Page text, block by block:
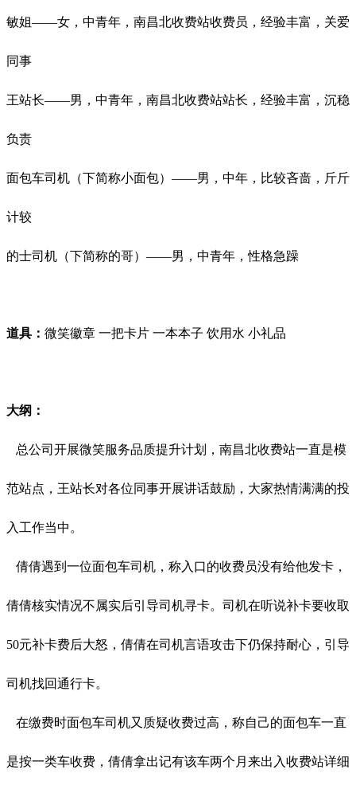
敏姐——女，中青年，南昌北收费站收费员，经验丰富，关爱
同事
王站长——男，中青年，南昌北收费站站长，经验丰富，沉稳
负责
面包车司机（下简称小面包） ——男，中年，比较吝啬，斤斤
计较
的士司机（下简称的哥） ——男，中青年，性格急躁
道具： 微笑徽章 一把卡片 一本本子 饮用水 小礼品
大纲：
总公司开展微笑服务品质提升计划，南昌北收费站一直是模
范站点，王站长对各位同事开展讲话鼓励，大家热情满满的投
入工作当中。
倩倩遇到一位面包车司机，称入口的收费员没有给他发卡，
倩倩核实情况不属实后引导司机寻卡。司机在听说补卡要收取
50元补卡费后大怒，倩倩在司机言语攻击下仍保持耐心，引导
司机找回通行卡。
在缴费时面包车司机又质疑收费过高，称自己的面包车一直
是按一类车收费，倩倩拿出记有该车两个月来出入收费站详细